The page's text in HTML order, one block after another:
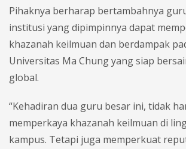
Pihaknya berharap bertambahnya
institusi yang dipimpinnya dapat
khazanah keilmuan dan berdampak
Universitas Ma Chung yang siap
global.
“Kehadiran dua guru besar ini, tidak
memperkaya khazanah keilmuan di
kampus. Tetapi juga memperkuat